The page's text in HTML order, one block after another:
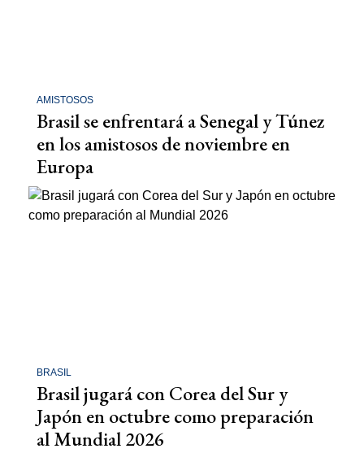
AMISTOSOS
Brasil se enfrentará a Senegal y Túnez
en los amistosos de noviembre en
Europa
BRASIL
Brasil jugará con Corea del Sur y
Japón en octubre como preparación
al Mundial 2026